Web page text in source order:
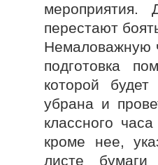
мероприятия.
перестают
Немаловажную
подготовка
которой
убрана и
классного
кроме нее,
листе